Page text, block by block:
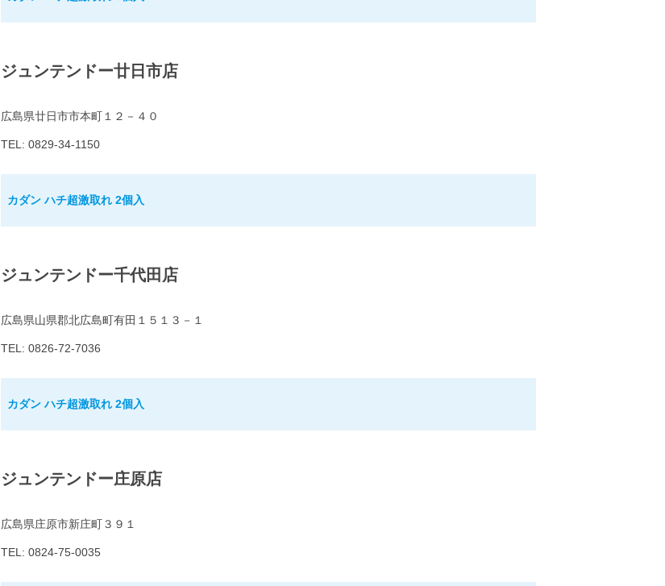
ジュンテンドー廿日市店
広島県廿日市市本町１２－４０
TEL: 0829-34-1150
カダン ハチ超激取れ 2個入
ジュンテンドー千代田店
広島県山県郡北広島町有田１５１３－１
TEL: 0826-72-7036
カダン ハチ超激取れ 2個入
ジュンテンドー庄原店
広島県庄原市新庄町３９１
TEL: 0824-75-0035